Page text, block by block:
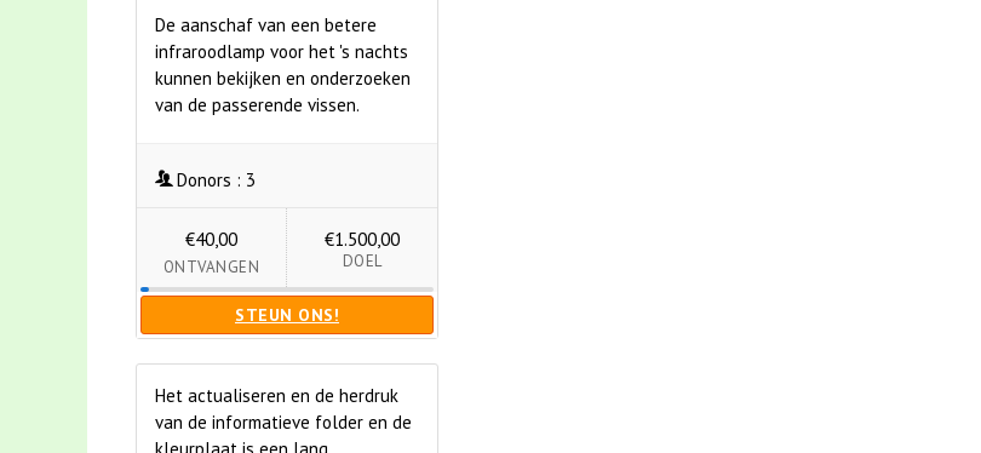
De aanschaf van een betere
infraroodlamp voor het 's nachts
kunnen bekijken en onderzoeken
van de passerende vissen.
Donors : 3
€40,00
ONTVANGEN
€1.500,00
DOEL
STEUN ONS!
Het actualiseren en de herdruk
van de informatieve folder en de